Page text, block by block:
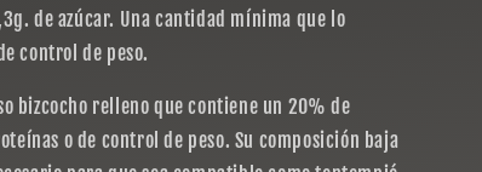
de azúcar. Una cantidad mínima que lo
control de peso.
bizcocho relleno que contiene un 20% de
o de control de peso. Su composición baja